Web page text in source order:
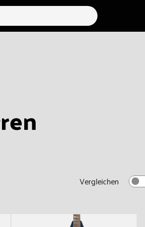
Vergleichen